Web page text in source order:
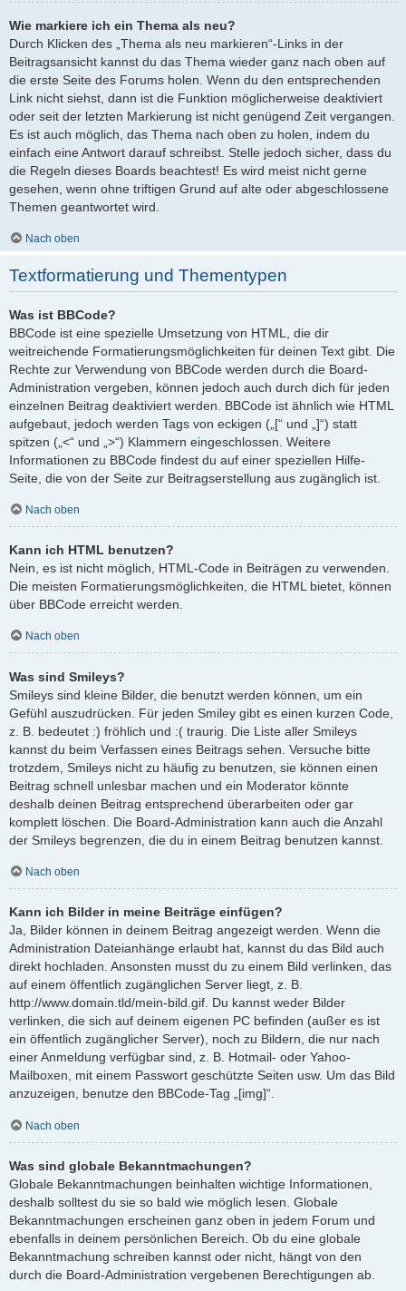
Wie markiere ich ein Thema als neu?
Durch Klicken des „Thema als neu markieren“-Links in der
Beitragsansicht kannst du das Thema wieder ganz nach oben auf
die erste Seite des Forums holen. Wenn du den entsprechenden
Link nicht siehst, dann ist die Funktion möglicherweise deaktiviert
oder seit der letzten Markierung ist nicht genügend Zeit vergangen.
Es ist auch möglich, das Thema nach oben zu holen, indem du
einfach eine Antwort darauf schreibst. Stelle jedoch sicher, dass du
die Regeln dieses Boards beachtest! Es wird meist nicht gerne
gesehen, wenn ohne triftigen Grund auf alte oder abgeschlossene
Themen geantwortet wird.
Nach oben
Textformatierung und Thementypen
Was ist BBCode?
BBCode ist eine spezielle Umsetzung von HTML, die dir
weitreichende Formatierungsmöglichkeiten für deinen Text gibt. Die
Rechte zur Verwendung von BBCode werden durch die Board-
Administration vergeben, können jedoch auch durch dich für jeden
einzelnen Beitrag deaktiviert werden. BBCode ist ähnlich wie HTML
aufgebaut, jedoch werden Tags von eckigen („[“ und „]“) statt
spitzen („<“ und „>“) Klammern eingeschlossen. Weitere
Informationen zu BBCode findest du auf einer speziellen Hilfe-
Seite, die von der Seite zur Beitragserstellung aus zugänglich ist.
Nach oben
Kann ich HTML benutzen?
Nein, es ist nicht möglich, HTML-Code in Beiträgen zu verwenden.
Die meisten Formatierungsmöglichkeiten, die HTML bietet, können
über BBCode erreicht werden.
Nach oben
Was sind Smileys?
Smileys sind kleine Bilder, die benutzt werden können, um ein
Gefühl auszudrücken. Für jeden Smiley gibt es einen kurzen Code,
z. B. bedeutet :) fröhlich und :( traurig. Die Liste aller Smileys
kannst du beim Verfassen eines Beitrags sehen. Versuche bitte
trotzdem, Smileys nicht zu häufig zu benutzen, sie können einen
Beitrag schnell unlesbar machen und ein Moderator könnte
deshalb deinen Beitrag entsprechend überarbeiten oder gar
komplett löschen. Die Board-Administration kann auch die Anzahl
der Smileys begrenzen, die du in einem Beitrag benutzen kannst.
Nach oben
Kann ich Bilder in meine Beiträge einfügen?
Ja, Bilder können in deinem Beitrag angezeigt werden. Wenn die
Administration Dateianhänge erlaubt hat, kannst du das Bild auch
direkt hochladen. Ansonsten musst du zu einem Bild verlinken, das
auf einem öffentlich zugänglichen Server liegt, z. B.
http://www.domain.tld/mein-bild.gif. Du kannst weder Bilder
verlinken, die sich auf deinem eigenen PC befinden (außer es ist
ein öffentlich zugänglicher Server), noch zu Bildern, die nur nach
einer Anmeldung verfügbar sind, z. B. Hotmail- oder Yahoo-
Mailboxen, mit einem Passwort geschützte Seiten usw. Um das Bild
anzuzeigen, benutze den BBCode-Tag „[img]“.
Nach oben
Was sind globale Bekanntmachungen?
Globale Bekanntmachungen beinhalten wichtige Informationen,
deshalb solltest du sie so bald wie möglich lesen. Globale
Bekanntmachungen erscheinen ganz oben in jedem Forum und
ebenfalls in deinem persönlichen Bereich. Ob du eine globale
Bekanntmachung schreiben kannst oder nicht, hängt von den
durch die Board-Administration vergebenen Berechtigungen ab.